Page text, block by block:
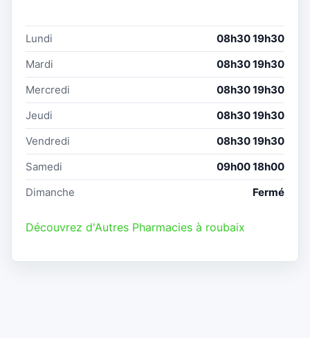
Lundi
08h30 19h30
Mardi
08h30 19h30
Mercredi
08h30 19h30
Jeudi
08h30 19h30
Vendredi
08h30 19h30
Samedi
09h00 18h00
Dimanche
Fermé
Découvrez d'Autres Pharmacies à roubaix